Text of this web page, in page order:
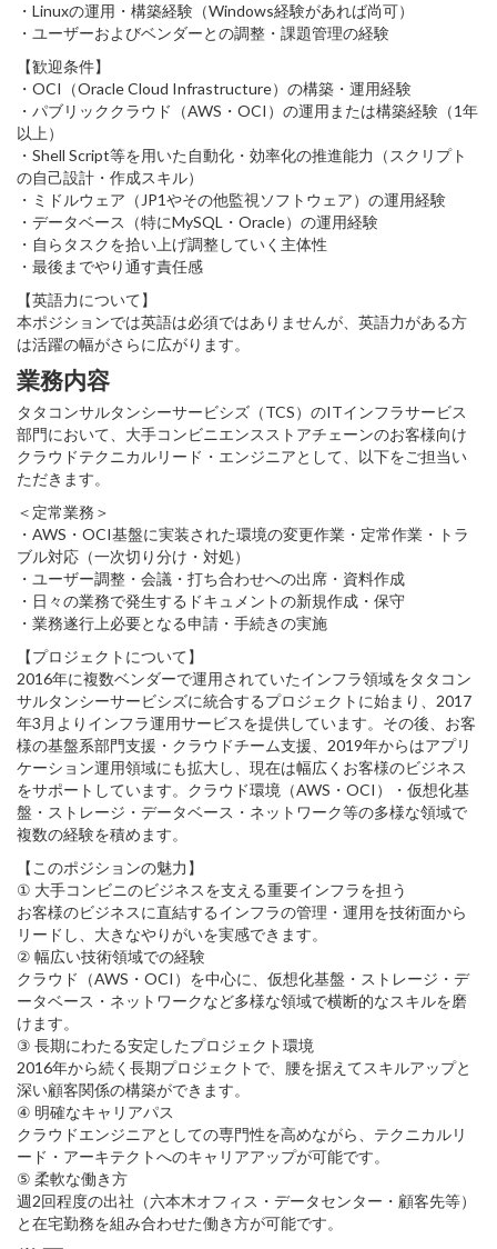
・Linuxの運用・構築経験（Windows経験があれば尚可）
・ユーザーおよびベンダーとの調整・課題管理の経験
【歓迎条件】
・OCI（Oracle Cloud Infrastructure）の構築・運用経験
・パブリッククラウド（AWS・OCI）の運用または構築経験（1年
以上）
・Shell Script等を用いた自動化・効率化の推進能力（スクリプト
の自己設計・作成スキル）
・ミドルウェア（JP1やその他監視ソフトウェア）の運用経験
・データベース（特にMySQL・Oracle）の運用経験
・自らタスクを拾い上げ調整していく主体性
・最後までやり通す責任感
【英語力について】
本ポジションでは英語は必須ではありませんが、英語力がある方
は活躍の幅がさらに広がります。
業務内容
タタコンサルタンシーサービシズ（TCS）のITインフラサービス
部門において、大手コンビニエンスストアチェーンのお客様向け
クラウドテクニカルリード・エンジニアとして、以下をご担当い
ただきます。
＜定常業務＞
・AWS・OCI基盤に実装された環境の変更作業・定常作業・トラ
ブル対応（一次切り分け・対処）
・ユーザー調整・会議・打ち合わせへの出席・資料作成
・日々の業務で発生するドキュメントの新規作成・保守
・業務遂行上必要となる申請・手続きの実施
【プロジェクトについて】
2016年に複数ベンダーで運用されていたインフラ領域をタタコン
サルタンシーサービシズに統合するプロジェクトに始まり、2017
年3月よりインフラ運用サービスを提供しています。その後、お客
様の基盤系部門支援・クラウドチーム支援、2019年からはアプリ
ケーション運用領域にも拡大し、現在は幅広くお客様のビジネス
をサポートしています。クラウド環境（AWS・OCI）・仮想化基
盤・ストレージ・データベース・ネットワーク等の多様な領域で
複数の経験を積めます。
【このポジションの魅力】
① 大手コンビニのビジネスを支える重要インフラを担う
お客様のビジネスに直結するインフラの管理・運用を技術面から
リードし、大きなやりがいを実感できます。
② 幅広い技術領域での経験
クラウド（AWS・OCI）を中心に、仮想化基盤・ストレージ・デ
ータベース・ネットワークなど多様な領域で横断的なスキルを磨
けます。
③ 長期にわたる安定したプロジェクト環境
2016年から続く長期プロジェクトで、腰を据えてスキルアップと
深い顧客関係の構築ができます。
④ 明確なキャリアパス
クラウドエンジニアとしての専門性を高めながら、テクニカルリ
ード・アーキテクトへのキャリアアップが可能です。
⑤ 柔軟な働き方
週2回程度の出社（六本木オフィス・データセンター・顧客先等）
と在宅勤務を組み合わせた働き方が可能です。